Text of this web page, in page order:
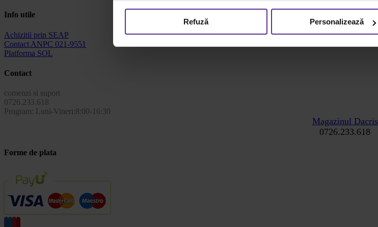
Refuză Personalizează
Info utile
Achizitii prin SEAP
Contact ANPC 021-9551
Platforma SOL
Contact
comenzi si suport
0726.233.618
Program: Luni-Vineri:8:00-16:30
Magazinul Dacris
0726.233.618
Forme de plata